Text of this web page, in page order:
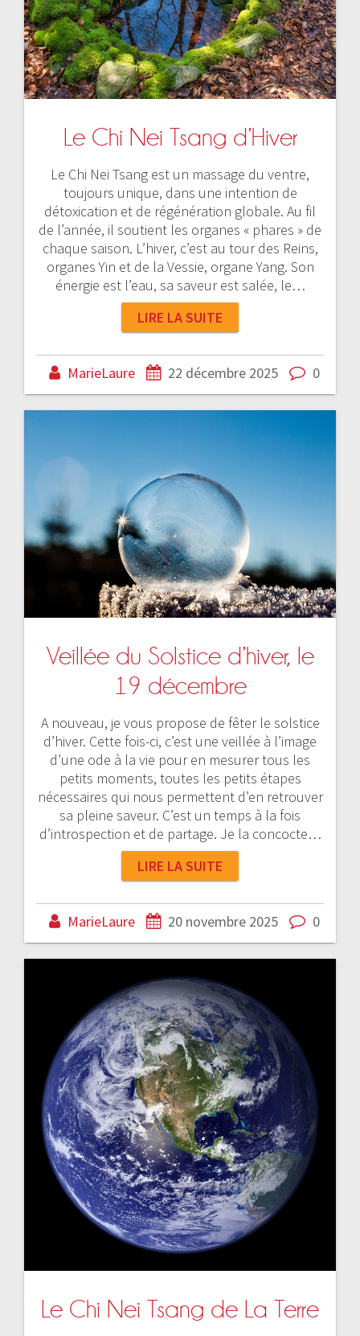
Le Chi Nei Tsang d’Hiver
Le Chi Nei Tsang est un massage du ventre,
toujours unique, dans une intention de
détoxication et de régénération globale. Au fil
de l’année, il soutient les organes « phares » de
chaque saison. L’hiver, c’est au tour des Reins,
organes Yin et de la Vessie, organe Yang. Son
énergie est l’eau, sa saveur est salée, le…
LIRE LA SUITE
MarieLaure 22 décembre 2025 0
Veillée du Solstice d’hiver, le
19 décembre
A nouveau, je vous propose de fêter le solstice
d’hiver. Cette fois-ci, c’est une veillée à l’image
d’une ode à la vie pour en mesurer tous les
petits moments, toutes les petits étapes
nécessaires qui nous permettent d’en retrouver
sa pleine saveur. C’est un temps à la fois
d’introspection et de partage. Je la concocte…
LIRE LA SUITE
MarieLaure 20 novembre 2025 0
Le Chi Nei Tsang de La Terre